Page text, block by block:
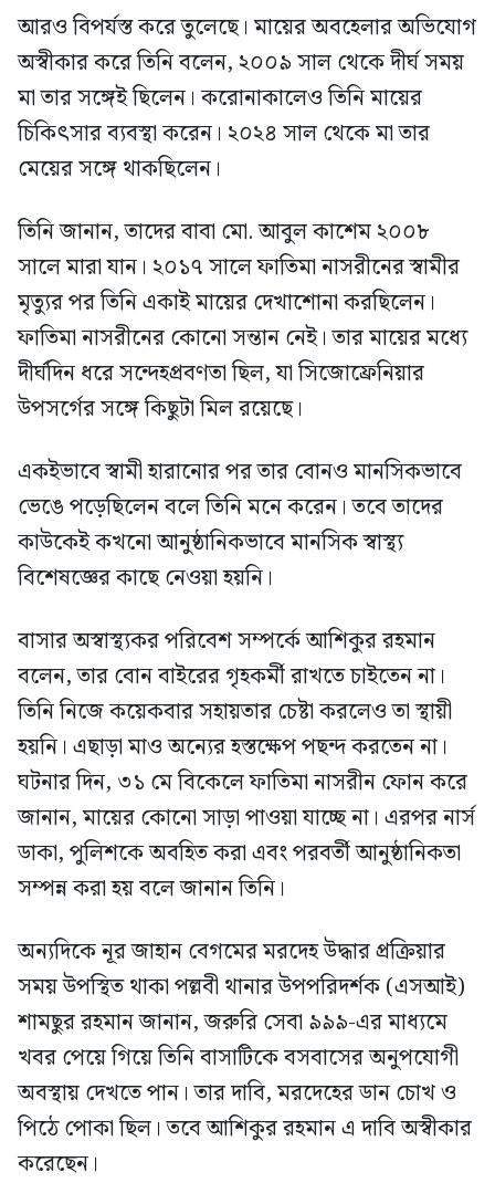
আরও বিপর্যস্ত করে তুলেছে। মায়ের অবহেলার অভিযোগ
অস্বীকার করে তিনি বলেন, ২০০৯ সাল থেকে দীর্ঘ সময়
মা তার সঙ্গেই ছিলেন। করোনাকালেও তিনি মায়ের
চিকিৎসার ব্যবস্থা করেন। ২০২৪ সাল থেকে মা তার
মেয়ের সঙ্গে থাকছিলেন।
তিনি জানান, তাদের বাবা মো. আবুল কাশেম ২০০৮
সালে মারা যান। ২০১৭ সালে ফাতিমা নাসরীনের স্বামীর
মৃত্যুর পর তিনি একাই মায়ের দেখাশোনা করছিলেন।
ফাতিমা নাসরীনের কোনো সন্তান নেই। তার মায়ের মধ্যে
দীর্ঘদিন ধরে সন্দেহপ্রবণতা ছিল, যা সিজোফ্রেনিয়ার
উপসর্গের সঙ্গে কিছুটা মিল রয়েছে।
একইভাবে স্বামী হারানোর পর তার বোনও মানসিকভাবে
ভেঙে পড়েছিলেন বলে তিনি মনে করেন। তবে তাদের
কাউকেই কখনো আনুষ্ঠানিকভাবে মানসিক স্বাস্থ্য
বিশেষজ্ঞের কাছে নেওয়া হয়নি।
বাসার অস্বাস্থ্যকর পরিবেশ সম্পর্কে আশিকুর রহমান
বলেন, তার বোন বাইরের গৃহকর্মী রাখতে চাইতেন না।
তিনি নিজে কয়েকবার সহায়তার চেষ্টা করলেও তা স্থায়ী
হয়নি। এছাড়া মাও অন্যের হস্তক্ষেপ পছন্দ করতেন না।
ঘটনার দিন, ৩১ মে বিকেলে ফাতিমা নাসরীন ফোন করে
জানান, মায়ের কোনো সাড়া পাওয়া যাচ্ছে না। এরপর নার্স
ডাকা, পুলিশকে অবহিত করা এবং পরবর্তী আনুষ্ঠানিকতা
সম্পন্ন করা হয় বলে জানান তিনি।
অন্যদিকে নূর জাহান বেগমের মরদেহ উদ্ধার প্রক্রিয়ার
সময় উপস্থিত থাকা পল্লবী থানার উপপরিদর্শক (এসআই)
শামছুর রহমান জানান, জরুরি সেবা ৯৯৯-এর মাধ্যমে
খবর পেয়ে গিয়ে তিনি বাসাটিকে বসবাসের অনুপযোগী
অবস্থায় দেখতে পান। তার দাবি, মরদেহের ডান চোখ ও
পিঠে পোকা ছিল। তবে আশিকুর রহমান এ দাবি অস্বীকার
করেছেন।